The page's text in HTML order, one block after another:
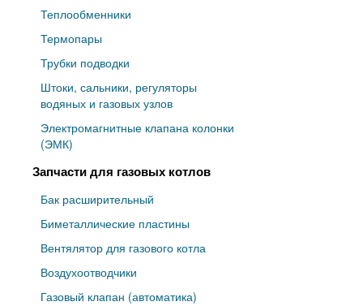
Теплообменники
Термопары
Трубки подводки
Штоки, сальники, регуляторы
водяных и газовых узлов
Электромагнитные клапана колонки
(ЭМК)
Запчасти для газовых котлов
Бак расширительный
Биметаллические пластины
Вентялятор для газового котла
Воздухоотводчики
Газовый клапан (автоматика)